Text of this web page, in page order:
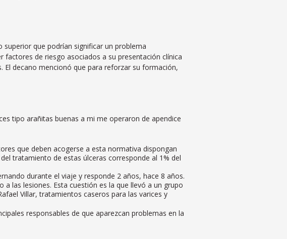
que podrían significar un problema
factores de riesgo asociados a su presentación clínica
decano mencionó que para reforzar su formación,
tipo arañitas buenas a mi me operaron de apendice
que deben acogerse a esta normativa dispongan
tratamiento de estas úlceras corresponde al 1% del
durante el viaje y responde 2 años, hace 8 años.
las lesiones. Esta cuestión es la que llevó a un grupo
Villar, tratamientos caseros para las varices y
responsables de que aparezcan problemas en la